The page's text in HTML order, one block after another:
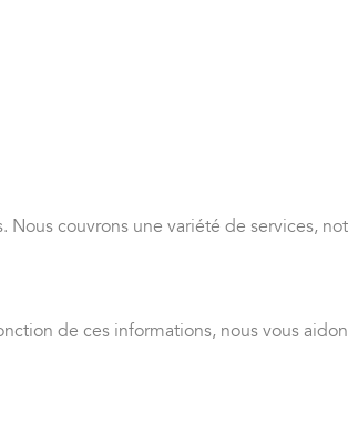
couvrons une variété de services,
de ces informations, nous vous